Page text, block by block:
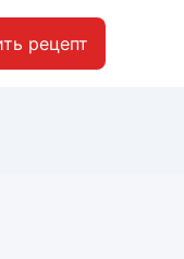
рецепт